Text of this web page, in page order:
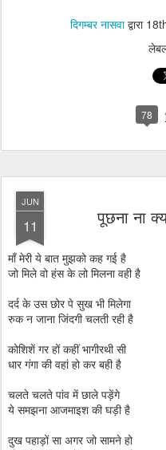
दिगम्बर नासवाद्वारा
78
JUN
11 पूछना ना
माँ मेरी ये बात मुझको कह गई है
जो मिले वो हंस के लो मिलना वही है
दर्द के उस छोर पे सुख भी मिलेगा
रुक न जाना जिंदगी चलती रही है
कोशिशें गर हों कहीं भागीरथी सी
धार गंगा की वहां हो कर बही है
चलते चलते पांव में छाले पड़ेंगे
ये समझना आजमाइश की घड़ी है
दुख पहाड़ों सा अगर जो सामने हो